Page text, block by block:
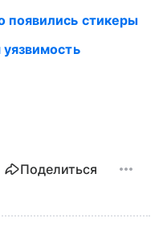
появились стикеры
уязвимость
Поделиться